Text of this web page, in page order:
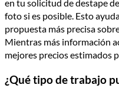
en tu solicitud de destape
foto si es posible. Esto
propuesta más precisa
Mientras más información
mejores precios estimados
¿Qué tipo de trabajo